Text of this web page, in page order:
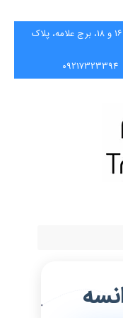
📍 تهران، سعادت‌آباد، خیابان علامه شمالی، بین ۱۶ و ۱۸، برج علامه، پلاک
۰۹۲۱۷۳۲۳۳۹۴